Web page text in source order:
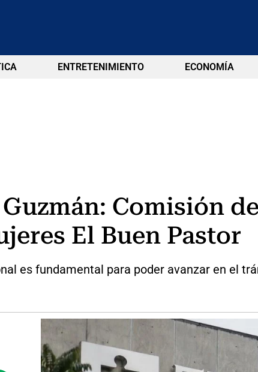
ENTRETENIMIENTO ECONOMÍA
Guzmán: Comisión
El Buen Pastor
es fundamental para poder avanzar en el